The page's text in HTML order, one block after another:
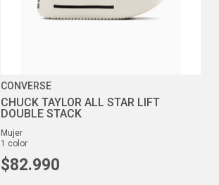
CONVERSE
CHUCK TAYLOR ALL STAR LIFT
DOUBLE STACK
mujer
1 color
$82.990